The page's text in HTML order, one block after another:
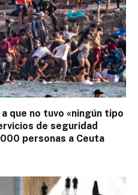
que no tuvo «ningún tipo
de seguridad
personas a Ceuta